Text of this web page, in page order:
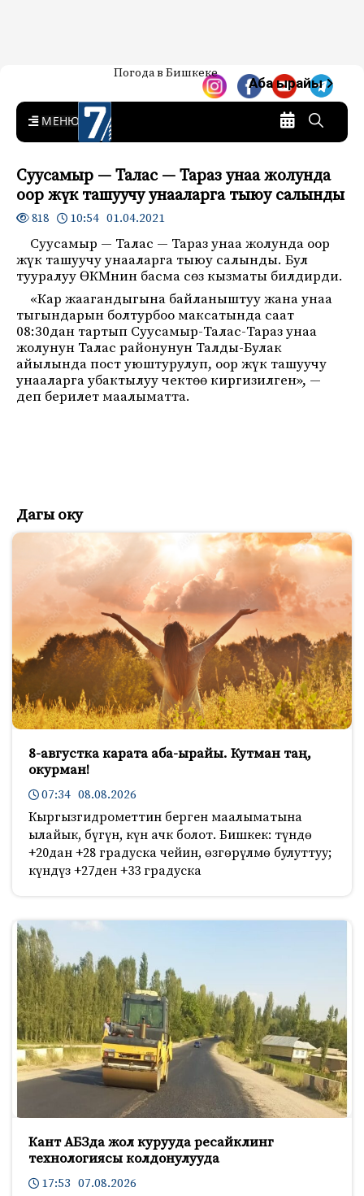
7-канал. Жаңылыктар —
Кыргызстан
Жаңылыктар — Кыргызстан
Погода в Бишкеке
Аба ырайы
MENU
Суусамыр — Талас — Тараз унаа жолунда
оор жүк ташуучу унааларга тыюу салынды
818 10:54 01.04.2021
Суусамыр — Талас — Тараз унаа жолунда оор
жүк ташуучу унааларга тыюу салынды. Бул
тууралуу ӨКМнин басма сөз кызматы билдирди.
«Кар жаагандыгына байланыштуу жана унаа
тыгындарын болтурбоо максатында саат
08:30дан тартып Суусамыр-Талас-Тараз унаа
жолунун Талас районунун Талды-Булак
айылында пост уюштурулуп, оор жүк ташуучу
унааларга убактылуу чектөө киргизилген», —
деп берилет маалыматта.
Дагы оку
8-августка карата аба-ырайы. Кутман таң,
окурман!
07:34 08.08.2026
Кыргызгидрометтин берген маалыматына
ылайык, бүгүн, күн ачк болот. Бишкек: түндө
+20дан +28 градуска чейин, өзгөрүлмө булуттуу;
күндүз +27ден +33 градуска
Кант АБЗда жол курууда ресайклинг
технологиясы колдонулууда
17:53 07.08.2026